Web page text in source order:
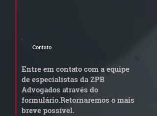
STJ admite
por penosidade e acende
alerta para
transportadoras
Contato
Entre em contato com a equipe
de especialistas da ZPB
Advogados através do
formulário.Retornaremos o mais
breve possível.